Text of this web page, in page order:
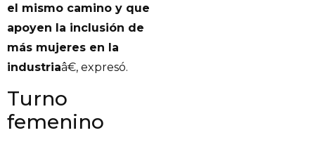
el mismo camino y que
apoyen la inclusión de
más mujeres en la
industriaâ€, expresó.
Turno
femenino